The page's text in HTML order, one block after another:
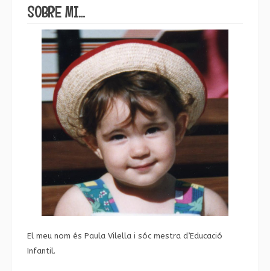
SOBRE MI…
El meu nom és Paula Vilella i sóc mestra d’Educació
Infantil.